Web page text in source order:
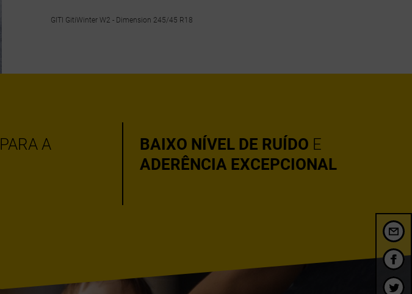
GITI GitiWinter W2 - Dimension 245/45 R18
PARA A
BAIXO NÍVEL DE RUÍDO E
ADERÊNCIA EXCEPCIONAL